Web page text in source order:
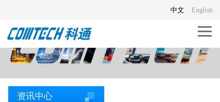
English
中文
资讯中心